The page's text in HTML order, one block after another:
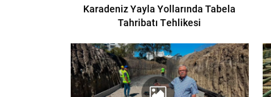
Karadeniz Yayla Yollarında Tabela
Tahribatı Tehlikesi